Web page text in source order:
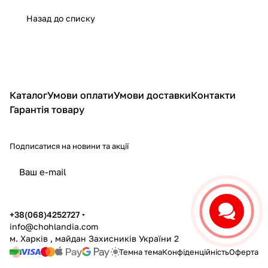
Назад до списку
КаталогУмови оплатиУмови доставкиКонтакти
Гарантія товару
Подписатися на новини та акції
+38(068)4252727
info@chohlandia.com
м. Харків , майдан Захисників України 2
Темна темаКонфіденційністьОферта